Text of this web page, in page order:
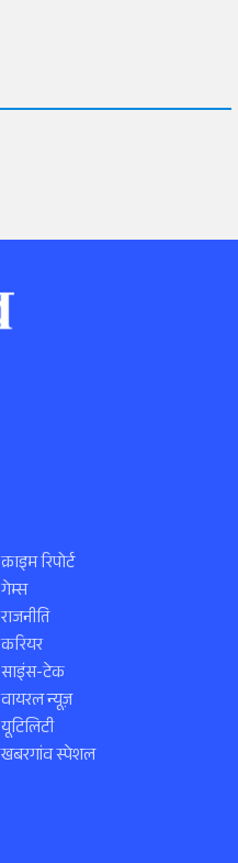
क्राइम रिपोर्ट
गेम्स
राजनीति
करियर
साइंस-टेक
वायरल न्यूज़
यूटिलिटी
खबरगांव स्पेशल